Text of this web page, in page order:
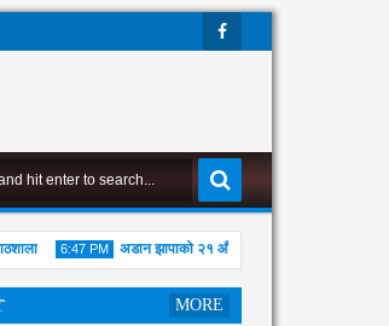
6:47 PM अडान झापाको २१ औ स्थापना दिवसमा व्यवसायिक
MORE